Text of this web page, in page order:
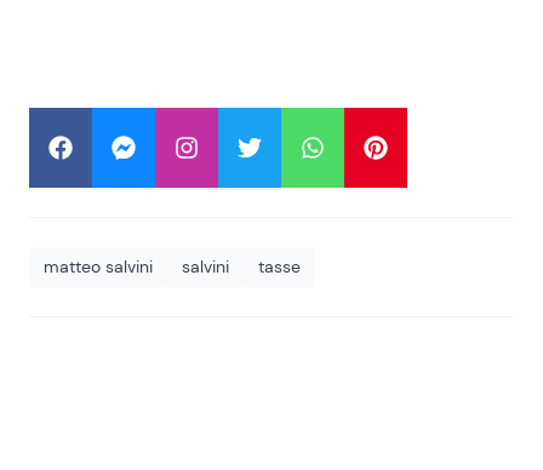
matteo salvini salvini tasse